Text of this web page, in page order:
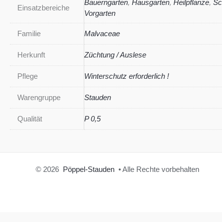
Einsatzbereiche
Bauerngarten, Hausgarten, Heilpflanze,
Vorgarten
Familie Malvaceae
Herkunft Züchtung / Auslese
Pflege Winterschutz erforderlich !
Warengruppe Stauden
Qualität P 0,5
© 2026 Pöppel-Stauden • Alle Rechte vorbehalten